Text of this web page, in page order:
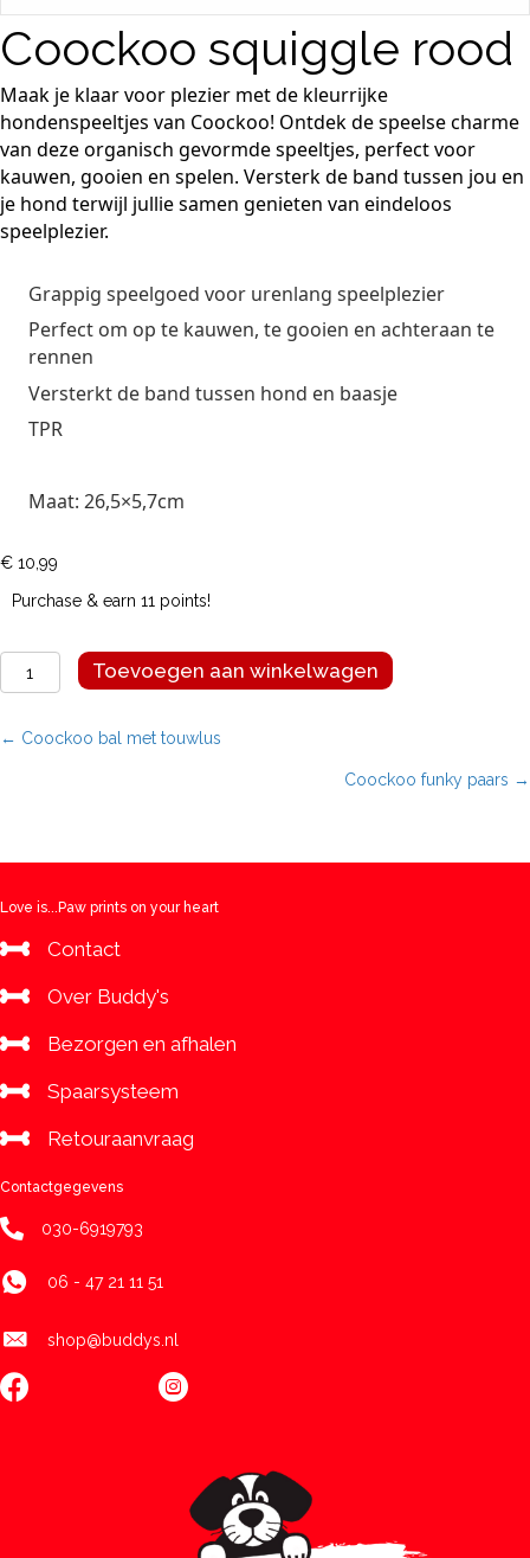
Coockoo squiggle rood
Maak je klaar voor plezier met de kleurrijke
hondenspeeltjes van Coockoo! Ontdek de speelse charme
van deze organisch gevormde speeltjes, perfect voor
kauwen, gooien en spelen. Versterk de band tussen jou en
je hond terwijl jullie samen genieten van eindeloos
speelplezier.
Grappig speelgoed voor urenlang speelplezier
Perfect om op te kauwen, te gooien en achteraan te
rennen
Versterkt de band tussen hond en baasje
TPR
Maat: 26,5×5,7cm
€ 10,99
Purchase & earn 11 points!
squiggle
aantal
Toevoegen aan winkelwagen
Posts
← Coockoo bal met touwlus
Coockoo funky paars →
Love is...Paw prints on your heart
Contact
Over Buddy's
Bezorgen en afhalen
Spaarsysteem
Retouraanvraag
Contactgegevens
030-6919793
06 - 47 21 11 51
shop@buddys.nl